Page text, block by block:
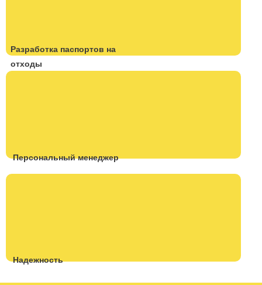
Разработка паспортов на
отходы
Персональный менеджер
Надежность